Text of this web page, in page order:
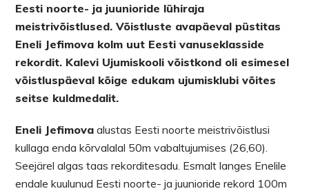
Eesti noorte- ja juunioride lühiraja
meistrivõistlused. Võistluste avapäeval püstitas
Eneli Jefimova kolm uut Eesti vanuseklasside
rekordit. Kalevi Ujumiskooli võistkond oli esimesel
võistluspäeval kõige edukam ujumisklubi võites
seitse kuldmedalit.
Eneli Jefimova alustas Eesti noorte meistrivõistlusi
kullaga enda kõrvalalal 50m vabaltujumises (26,60).
Seejärel algas taas rekorditesadu. Esmalt langes Enelile
endale kuulunud Eesti noorte- ja juunioride rekord 100m